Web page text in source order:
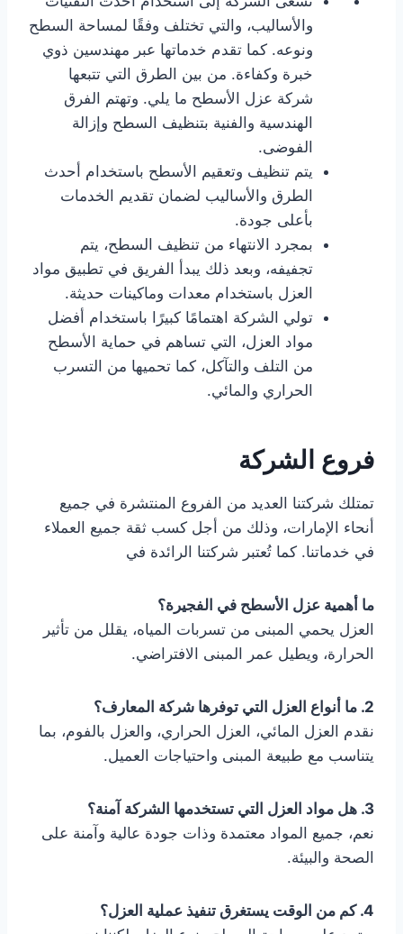
والأساليب، والتي تختلف وفقًا لمساحة السطح
ونوعه. كما تقدم خدماتها عبر مهندسين ذوي
خبرة وكفاءة. من بين الطرق التي تتبعها
شركة عزل الأسطح ما يلي. وتهتم الفرق
الهندسية والفنية بتنظيف السطح وإزالة
الفوضى.
يتم تنظيف وتعقيم الأسطح باستخدام أحدث
الطرق والأساليب لضمان تقديم الخدمات
بأعلى جودة.
بمجرد الانتهاء من تنظيف السطح، يتم
تجفيفه، وبعد ذلك يبدأ الفريق في تطبيق مواد
العزل باستخدام معدات وماكينات حديثة.
تولي الشركة اهتمامًا كبيرًا باستخدام أفضل
مواد العزل، التي تساهم في حماية الأسطح
من التلف والتآكل، كما تحميها من التسرب
الحراري والمائي.
فروع الشركة
تمتلك شركتنا العديد من الفروع المنتشرة في جميع
أنحاء الإمارات، وذلك من أجل كسب ثقة جميع العملاء
في خدماتنا. كما تُعتبر شركتنا الرائدة في
ما أهمية عزل الأسطح في الفجيرة؟
العزل يحمي المبنى من تسربات المياه، يقلل من تأثير
الحرارة، ويطيل عمر المبنى الافتراضي.
2. ما أنواع العزل التي توفرها شركة المعارف؟
نقدم العزل المائي، العزل الحراري، والعزل بالفوم، بما
يتناسب مع طبيعة المبنى واحتياجات العميل.
3. هل مواد العزل التي تستخدمها الشركة آمنة؟
نعم، جميع المواد معتمدة وذات جودة عالية وآمنة على
الصحة والبيئة.
4. كم من الوقت يستغرق تنفيذ عملية العزل؟